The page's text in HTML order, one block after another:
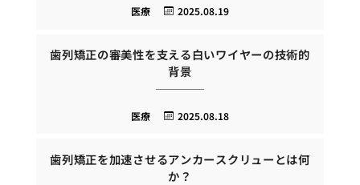
2025.08.19
医療
歯列矯正の審美性を支える白いワイヤーの技術的
背景
2025.08.18
医療
歯列矯正を加速させるアンカースクリューとは何
か？